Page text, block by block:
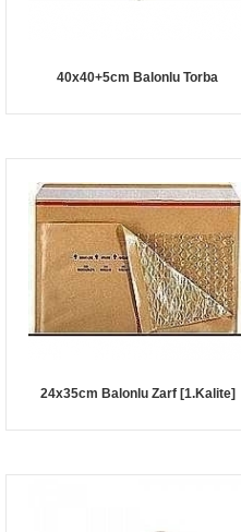
40x40+5cm Balonlu Torba
24x35cm Balonlu Zarf [1.Kalite]